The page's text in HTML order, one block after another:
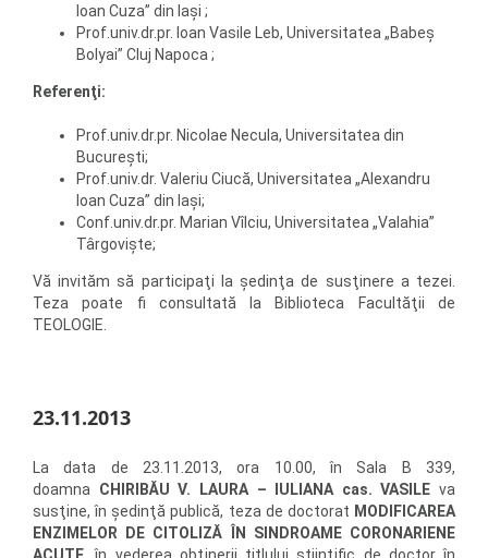
Ioan Cuza” din Iaşi ;
Prof.univ.dr.pr. Ioan Vasile Leb, Universitatea „Babeş
Bolyai” Cluj Napoca ;
Referenţi:
Prof.univ.dr.pr. Nicolae Necula, Universitatea din
Bucureşti;
Prof.univ.dr. Valeriu Ciucă, Universitatea „Alexandru
Ioan Cuza” din Iaşi;
Conf.univ.dr.pr. Marian Vîlciu, Universitatea „Valahia”
Târgovişte;
Vă invităm să participaţi la şedinţa de susţinere a tezei.
Teza poate fi consultată la Biblioteca Facultăţii de
TEOLOGIE.
23.11.2013
La data de 23.11.2013, ora 10.00, în Sala B 339,
doamna CHIRIBĂU V. LAURA – IULIANA cas. VASILE va
susţine, în şedinţă publică, teza de doctorat MODIFICAREA
ENZIMELOR DE CITOLIZĂ ÎN SINDROAME CORONARIENE
ACUTE , în vederea obţinerii titlului ştiinţific de doctor în